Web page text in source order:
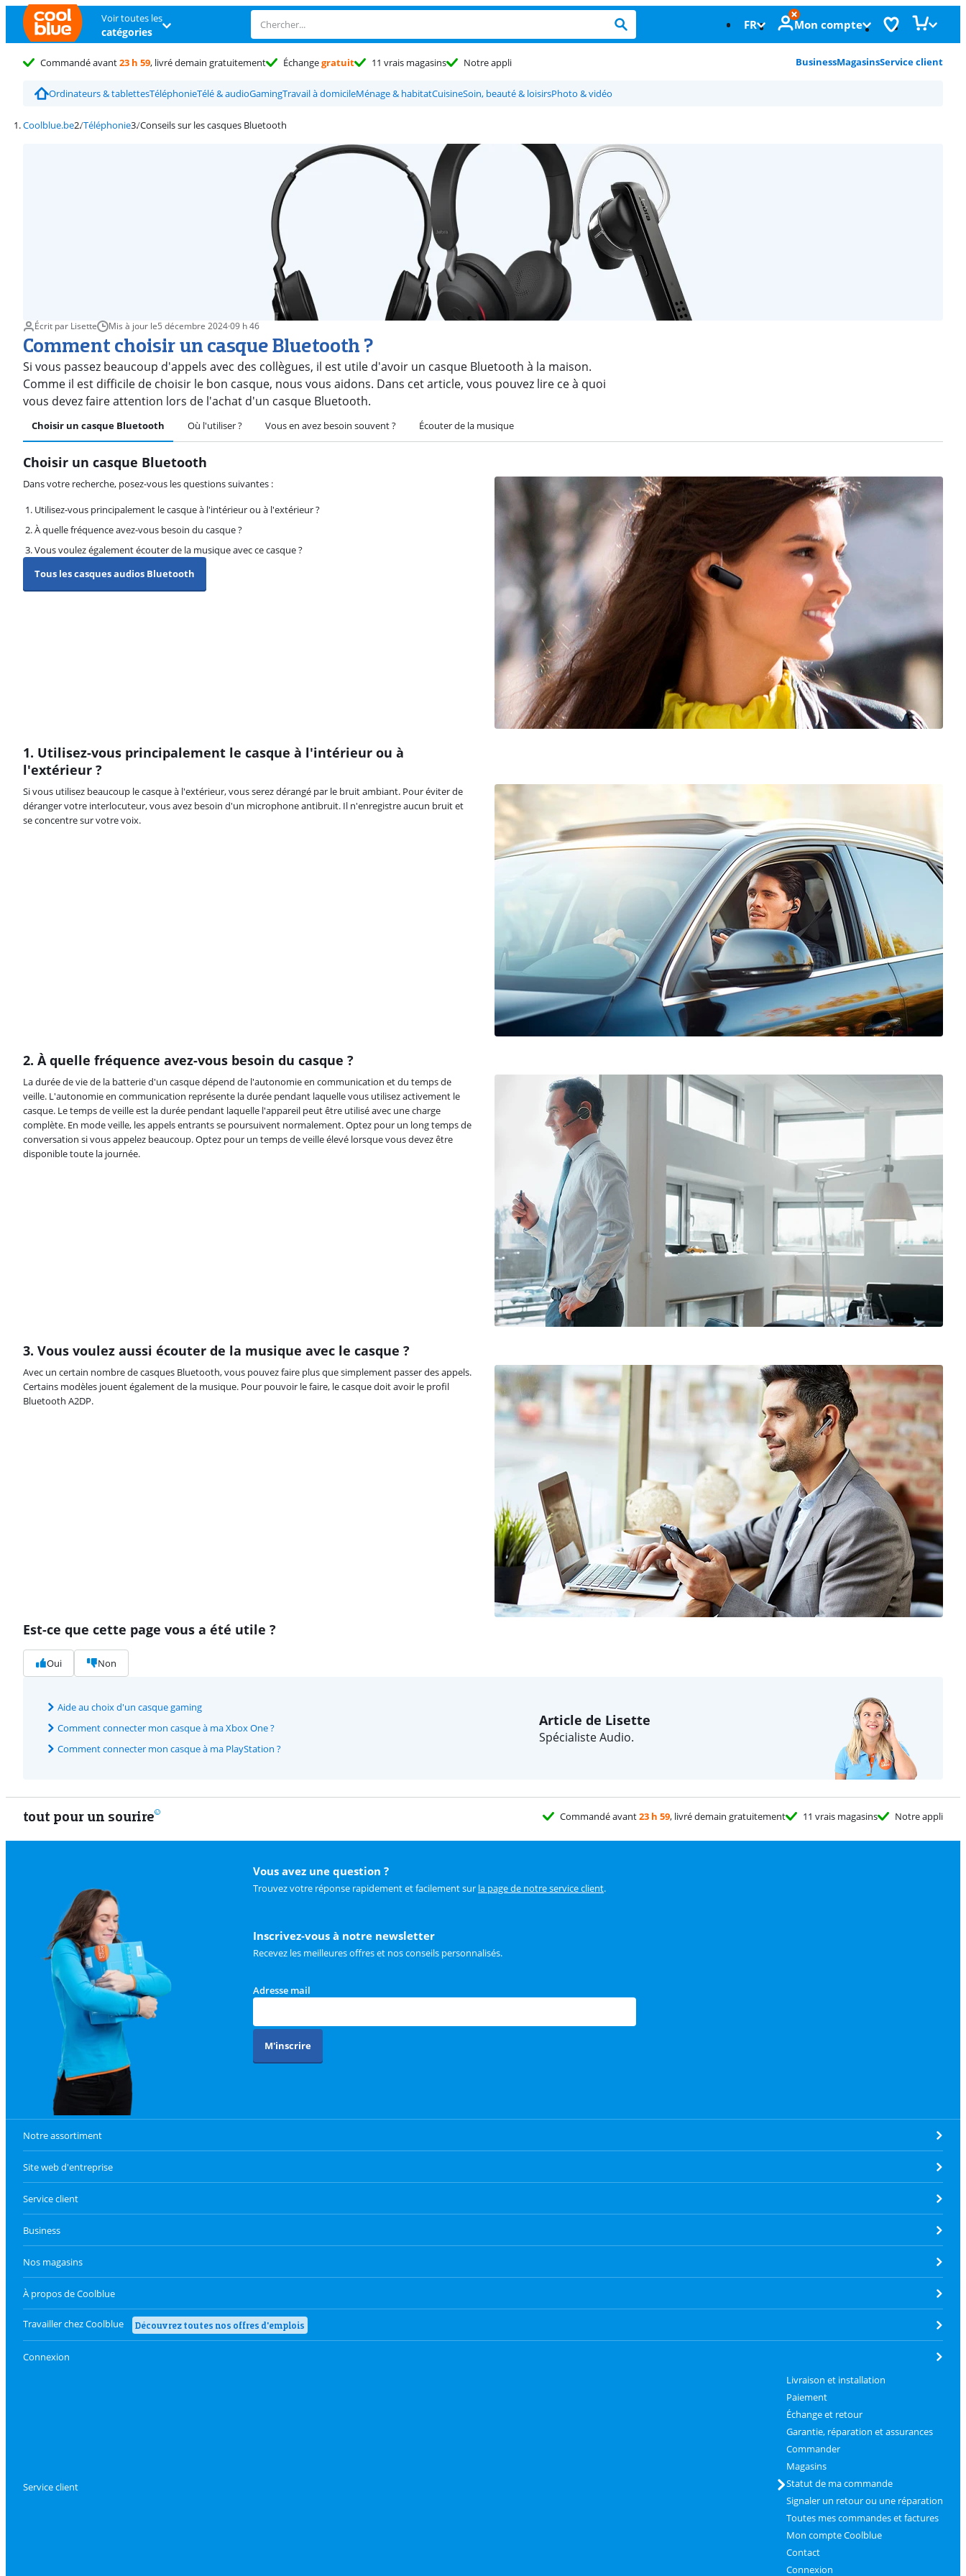
Voir toutes les
catégories FR Mon compte
Commandé avant23 h 59, livré demain gratuitement Échangegratuit 11 vrais magasins Notre appli BusinessMagasinsService client
Ordinateurs & tablettesTéléphonieTélé & audioGamingTravail à domicileMénage & habitatCuisineSoin, beauté & loisirsPhoto & vidéo
Coolblue.be Téléphonie Conseils sur les casques Bluetooth
Écrit par Lisette Mis à jour le5 décembre 2024·09 h 46
Comment choisir un casque Bluetooth ?
Si vous passez beaucoup d'appels avec des collègues, il est utile d'avoir un casque Bluetooth à la maison.
Comme il est difficile de choisir le bon casque, nous vous aidons. Dans cet article, vous pouvez lire ce à quoi
vous devez faire attention lors de l'achat d'un casque Bluetooth.
Choisir un casque Bluetooth Où l'utiliser ? Vous en avez besoin souvent ? Écouter de la musique
Choisir un casque Bluetooth
Dans votre recherche, posez-vous les questions suivantes :
Utilisez-vous principalement le casque à l'intérieur ou à l'extérieur ?
À quelle fréquence avez-vous besoin du casque ?
Vous voulez également écouter de la musique avec ce casque ?
Tous les casques audios Bluetooth
1. Utilisez-vous principalement le casque à l'intérieur ou à
l'extérieur ?
Si vous utilisez beaucoup le casque à l'extérieur, vous serez dérangé par le bruit ambiant. Pour éviter de
déranger votre interlocuteur, vous avez besoin d'un microphone antibruit. Il n'enregistre aucun bruit et
se concentre sur votre voix.
2. À quelle fréquence avez-vous besoin du casque ?
La durée de vie de la batterie d'un casque dépend de l'autonomie en communication et du temps de
veille. L'autonomie en communication représente la durée pendant laquelle vous utilisez activement le
casque. Le temps de veille est la durée pendant laquelle l'appareil peut être utilisé avec une charge
complète. En mode veille, les appels entrants se poursuivent normalement. Optez pour un long temps de
conversation si vous appelez beaucoup. Optez pour un temps de veille élevé lorsque vous devez être
disponible toute la journée.
3. Vous voulez aussi écouter de la musique avec le casque ?
Avec un certain nombre de casques Bluetooth, vous pouvez faire plus que simplement passer des appels.
Certains modèles jouent également de la musique. Pour pouvoir le faire, le casque doit avoir le profil
Bluetooth A2DP.
Est-ce que cette page vous a été utile ?
Oui Non
Aide au choix d'un casque gaming
Comment connecter mon casque à ma Xbox One ?
Comment connecter mon casque à ma PlayStation ?
Article de Lisette
Spécialiste Audio.
tout pour un sourire Commandé avant23 h 59, livré demain gratuitement 11 vrais magasins Notre appli
Vous avez une question ?
Trouvez votre réponse rapidement et facilement sur la page de notre service client.
Inscrivez-vous à notre newsletter
Recevez les meilleures offres et nos conseils personnalisés.
Adresse mail
M'inscrire
Notre assortiment
Site web d'entreprise
Service client
Business
Nos magasins
À propos de Coolblue
Travailler chez Coolblue Découvrez toutes nos offres d'emplois
Connexion
Service client
Livraison et installation
Paiement
Échange et retour
Garantie, réparation et assurances
Commander
Magasins
Statut de ma commande
Signaler un retour ou une réparation
Toutes mes commandes et factures
Mon compte Coolblue
Contact
Connexion